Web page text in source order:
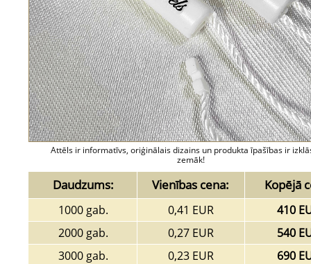
Attēls ir informatīvs, oriģinālais dizains un produkta īpašības ir
zemāk!
Daudzums: Vienības cena: Kopējā
1000 gab. 0,41 EUR
410
2000 gab.
0,27 EUR
540
3000 gab.
0,23 EUR
690